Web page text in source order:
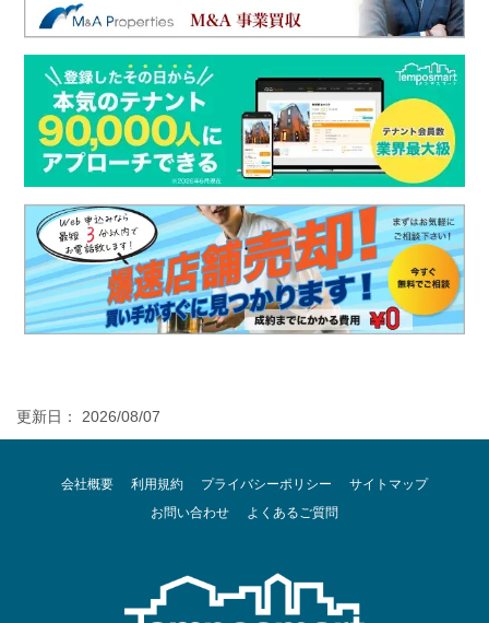
更新日： 2026/08/07
会社概要 利用規約 プライバシーポリシー
サイトマップ
お問い合わせ
よくあるご質問